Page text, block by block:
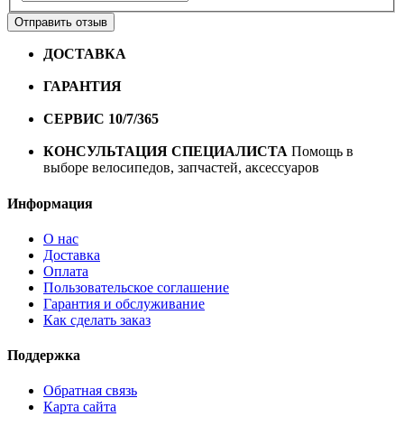
Отправить отзыв
ДОСТАВКА
ГАРАНТИЯ
СЕРВИС 10/7/365
КОНСУЛЬТАЦИЯ СПЕЦИАЛИСТА Помощь в
выборе велосипедов, запчастей, аксессуаров
Информация
О нас
Доставка
Оплата
Пользовательское соглашение
Гарантия и обслуживание
Как сделать заказ
Поддержка
Обратная связь
Карта сайта